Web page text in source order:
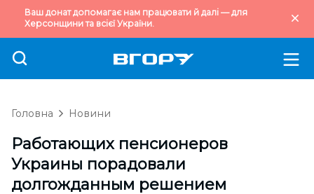
Ваш донат допомагає нам працювати й далі — для
Херсонщини та всієї України.
Головна Новини
Работающих пенсионеров
Украины порадовали
долгожданным решением